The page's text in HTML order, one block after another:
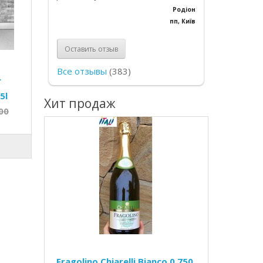
Родіон
пп, Київ
Оставить отзыв
Все отзывы (383)
Хит продаж